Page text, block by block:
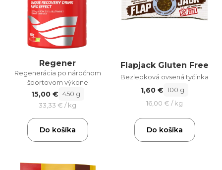
Regener
Regenerácia po náročnom
športovom výkone
15,00 € 450 g
33,33 € / kg
Do košíka
Flapjack Gluten Free
Bezlepková ovsená tyčinka
1,60 € 100 g
16,00 € / kg
Do košíka